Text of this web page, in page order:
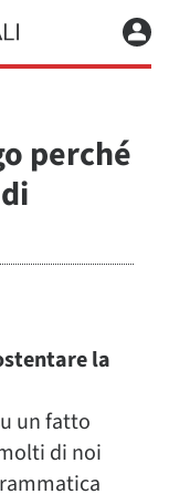
perché
la
un fatto
di noi